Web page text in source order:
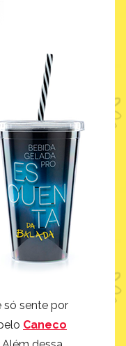
só sente por
Caneco